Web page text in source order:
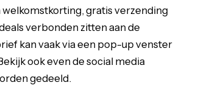
gratis verzending
verbonden zitten aan de
kan vaak via een pop-up venster
ook even de social media
gedeeld.